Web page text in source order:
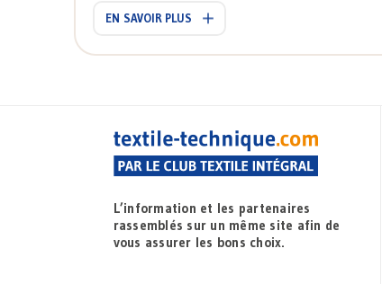
EN SAVOIR PLUS
L’information et les partenaires
rassemblés sur un même site afin de
vous assurer les bons choix.